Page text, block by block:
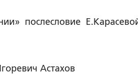
послесловие
Астахов